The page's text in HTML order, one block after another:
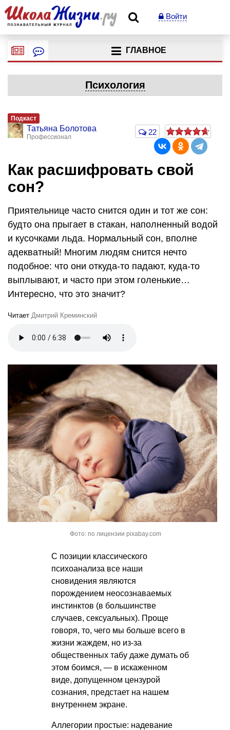
Войти
ГЛАВНОЕ
Психология
Подкаст
Татьяна Болотова
Профессионал
22
Как расшифровать свой
сон?
Приятельнице часто снится один и тот же сон:
будто она прыгает в стакан, наполненный водой
и кусочками льда. Нормальный сон, вполне
адекватный! Многим людям снится нечто
подобное: что они откуда-то падают, куда-то
выплывают, и часто при этом голенькие…
Интересно, что это значит?
Читает Дмитрий Креминский
Фото: по лицензии pixabay.com
С позиции классического
психоанализа все наши
сновидения являются
порождением неосознаваемых
инстинктов (в большинстве
случаев, сексуальных). Проще
говоря, то, чего мы больше всего в
жизни жаждем, но из-за
общественных табу даже думать об
этом боимся, — в искаженном
виде, допущенном цензурой
сознания, предстает на нашем
внутреннем экране.
Аллегории простые: надевание